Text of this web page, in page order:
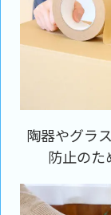
陶器やグラ
防止のた